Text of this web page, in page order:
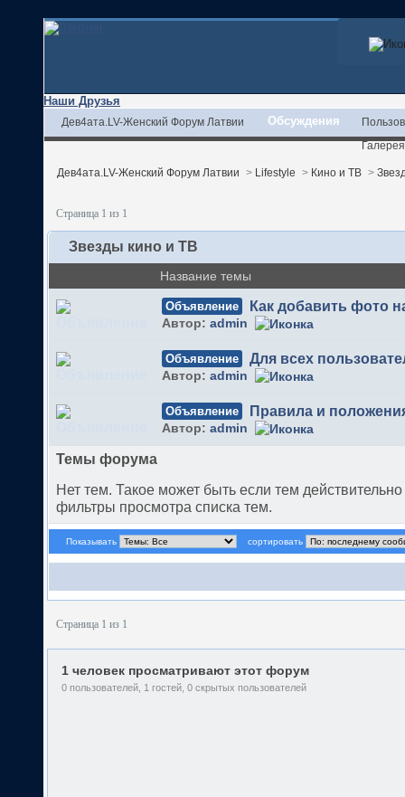
Наши Друзья
Дев4ата.LV-Женский Форум Латвии Обсуждения
Галерея
Дев4ата.LV-Женский Форум Латвии > Lifestyle > Кино и ТВ >
Страница 1 из 1
Звезды кино и ТВ
Название темы
Объявление Как добавить фото
Автор: admin
Объявление Для всех
Автор: admin
Объявление Правила и
Автор: admin
Темы форума
Нет тем. Такое может быть если тем
фильтры просмотра списка тем.
Показывать сортировать
Страница 1 из 1
1 человек просматривают этот форум
0 пользователей, 1 гостей, 0 скрытых пользователей